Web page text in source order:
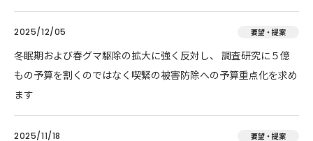
2025/12/05 要望・提案
冬眠期および春グマ駆除の拡大に強く反対し、 調査研究に５億
もの予算を割くのではなく喫緊の被害防除への予算重点化を求め
ます
2025/11/18 要望・提案